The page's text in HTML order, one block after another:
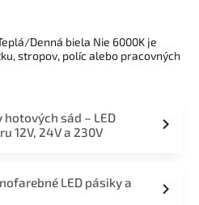
Denná biela Nie 6000K je
stropov, políc alebo pracovných
sád – LED
12V, 24V a 230V
LED pásiky a